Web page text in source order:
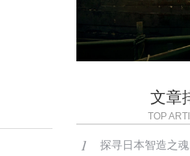
文章
TOP
1 探寻日本智造之